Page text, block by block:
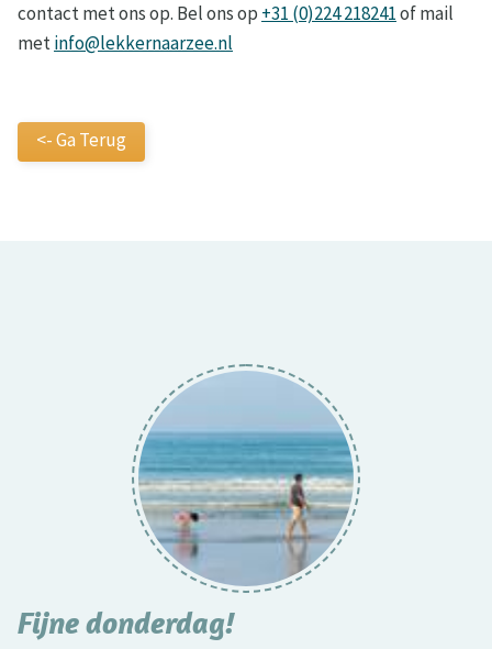
contact met ons op. Bel ons op +31 (0)224 218241of mail
metinfo@lekkernaarzee.nl
<- Ga Terug
Fijne donderdag!